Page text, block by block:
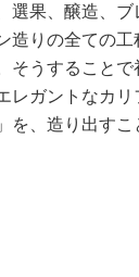
選果、醸造、
造りの全ての
そうすること
エレガントなカ
を、造り出すこ